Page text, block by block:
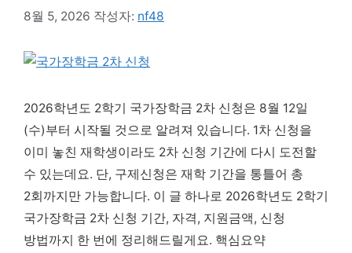
8월 5, 2026 작성자: nf48
2026학년도 2학기 국가장학금 2차 신청은 8월 12일
(수)부터 시작될 것으로 알려져 있습니다. 1차 신청을
이미 놓친 재학생이라도 2차 신청 기간에 다시 도전할
수 있는데요. 단, 구제신청은 재학 기간을 통틀어 총
2회까지만 가능합니다. 이 글 하나로 2026학년도 2학기
국가장학금 2차 신청 기간, 자격, 지원금액, 신청
방법까지 한 번에 정리해드릴게요. 핵심요약